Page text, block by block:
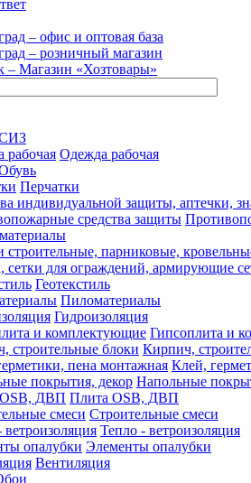
– офис и оптовая база
– розничный магазин
– Магазин «Хозтовары»
Одежда рабочая
Перчатки
Геотекстиль
Пиломатериалы
Гидроизоляция
Гипсоплита и
Кирпич,
Клей,
Напольные
Плита OSB, ДВП
Строительные смеси
Тепло - ветроизоляция
Элементы опалубки
Вентиляция